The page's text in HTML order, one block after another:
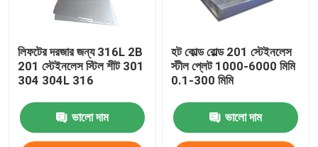
304 স্টেইনলেস স্টীল শীট
316 স্টেইনলেস স্টীল শীট
201 স্টেইনলেস স্টীল শীট
লিফটের দরজার জন্য 316L 2B
201 স্টেইনলেস স্টিল শীট 301
304 304L 316
ভালো দাম
হট কোল্ড রোল্ড 201 স্টেইনলেস
স্টীল প্লেট 1000-6000 মিমি
0.1-300 মিমি
ভালো দাম